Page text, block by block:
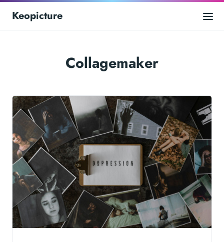
Keopicture
Collagemaker